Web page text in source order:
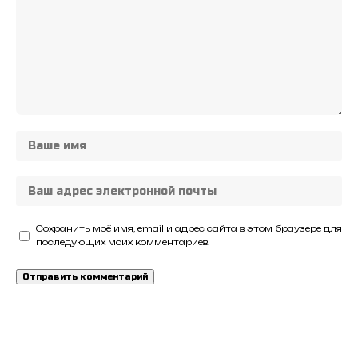
Сохранить моё имя, email и адрес сайта в этом браузере для
последующих моих комментариев.